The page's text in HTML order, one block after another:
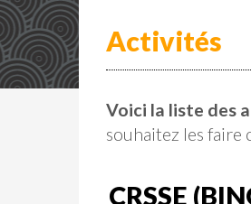
Activités
Voici la liste des
souhaitez les faire
CRSSE